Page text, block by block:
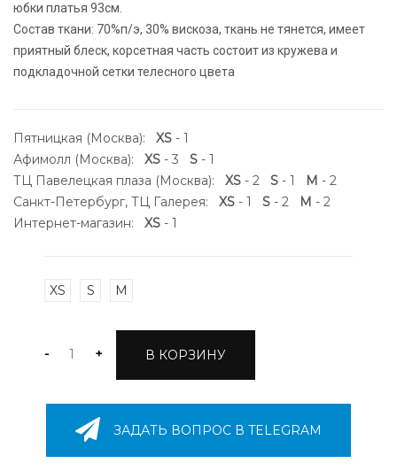
юбки платья 93см.
Состав ткани: 70%п/э, 30% вискоза, ткань не тянется, имеет
приятный блеск, корсетная часть состоит из кружева и
подкладочной сетки телесного цвета
Пятницкая (Москва): XS - 1
Афимолл (Москва): XS - 3 S - 1
ТЦ Павелецкая плаза (Москва): XS - 2 S - 1 M - 2
Санкт-Петербург, ТЦ Галерея: XS - 1 S - 2 M - 2
Интернет-магазин: XS - 1
XS S M
- + В КОРЗИНУ
ЗАДАТЬ ВОПРОС В TELEGRAM